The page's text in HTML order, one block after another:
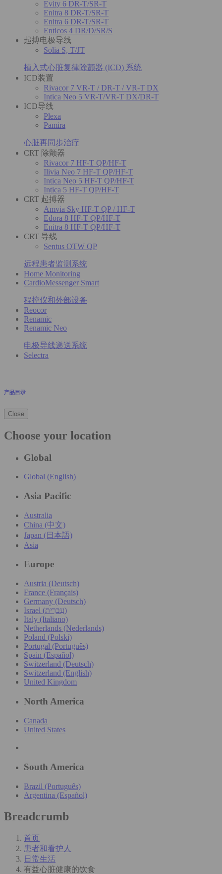
Evity 6 DR-T/SR-T
Enitra 8 DR-T/SR-T
Enitra 6 DR-T/SR-T
Enticos 4 DR/D/SR/S
起搏电极导线
Solia S, T/JT
植入式心脏复律除颤器 (ICD) 系统
ICD装置
Rivacor 7 VR-T / DR-T / VR-T DX
Intica Neo 5 VR-T/VR-T DX/DR-T
ICD导线
Plexa
Pamira
心脏再同步治疗
CRT 除颤器
Rivacor 7 HF-T QP/HF-T
Ilivia Neo 7 HF-T QP/HF-T
Intica Neo 5 HF-T QP/HF-T
Intica 5 HF-T QP/HF-T
CRT 起搏器
Amvia Sky HF-T QP / HF-T
Edora 8 HF-T QP/HF-T
Enitra 8 HF-T QP/HF-T
CRT 导线
Sentus OTW QP
远程患者监测系统
Home Monitoring
CardioMessenger Smart
程控仪和外部设备
Reocor
Renamic
Renamic Neo
电极导线递送系统
Selectra
产品目录
Close
Choose your location
Global
Global (English)
Asia Pacific
Australia
China (中文)
Japan (日本語)
Asia
Europe
Austria (Deutsch)
France (Français)
Germany (Deutsch)
Israel (עִברִית)
Italy (Italiano)
Netherlands (Nederlands)
Poland (Polski)
Portugal (Português)
Spain (Español)
Switzerland (Deutsch)
Switzerland (English)
United Kingdom
North America
Canada
United States
South America
Brazil (Português)
Argentina (Español)
Breadcrumb
首页
患者和看护人
日常生活
有益心脏健康的饮食